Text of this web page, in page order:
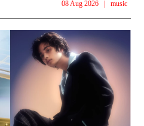
08 Aug 2026 music